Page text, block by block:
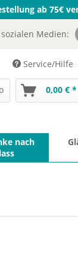
ab 75€
Medien:
Service/Hilfe
0,00 € *
nach